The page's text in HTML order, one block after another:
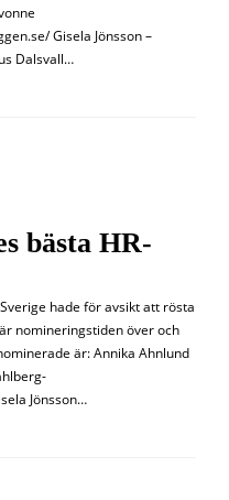
Gisela Jönsson –
Dalsvall…
bästa HR-
hade för avsikt att rösta
nomineringstiden över och
är: Annika Ahnlund
Jönsson…